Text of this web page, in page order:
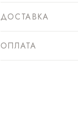
ДОСТАВКА
ОПЛАТА